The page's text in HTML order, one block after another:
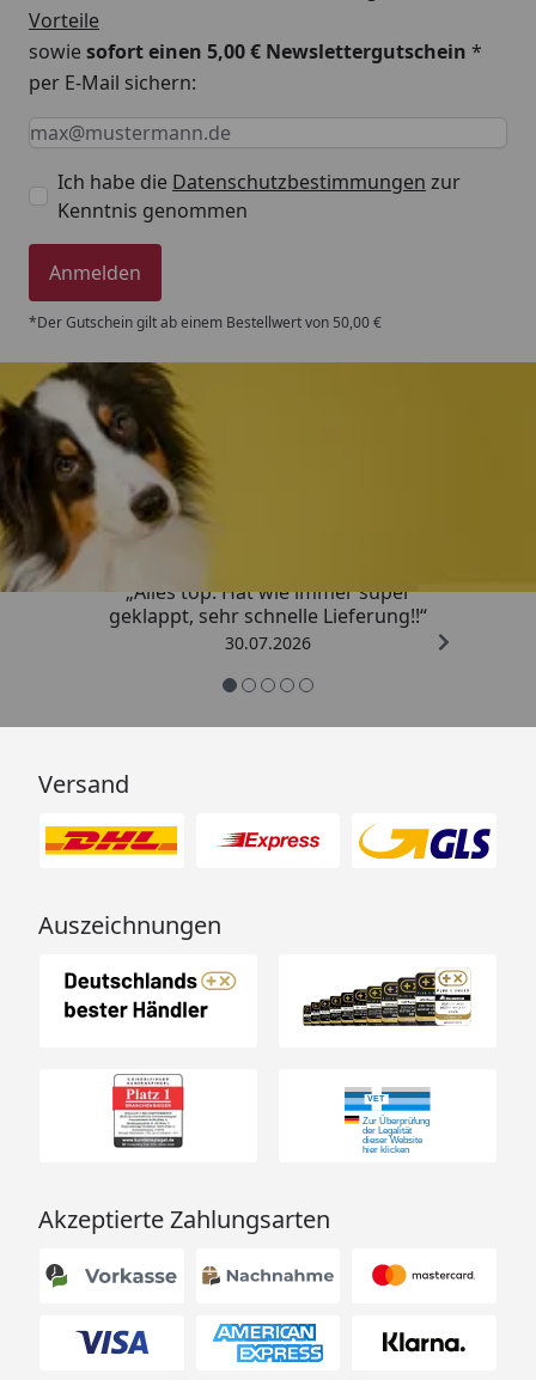
Vorteile
sowiesofort einen 5,00 € Newslettergutschein *
per E-Mail sichern:
Keine Eingabe erforderlich
Eingabe erforderlich
E-Mail *
Ich habe die Datenschutzbestimmungen zur
Kenntnis genommen
Anmelden
*Der Gutschein gilt ab einem Bestellwert von 50,00 €
Trusted Shops
„Alles top. Hat wie immer super
geklappt, sehr schnelle Lieferung!!“
30.07.2026
Versand
Auszeichnungen
Akzeptierte Zahlungsarten